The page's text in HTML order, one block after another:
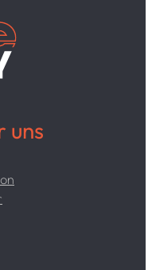
uns